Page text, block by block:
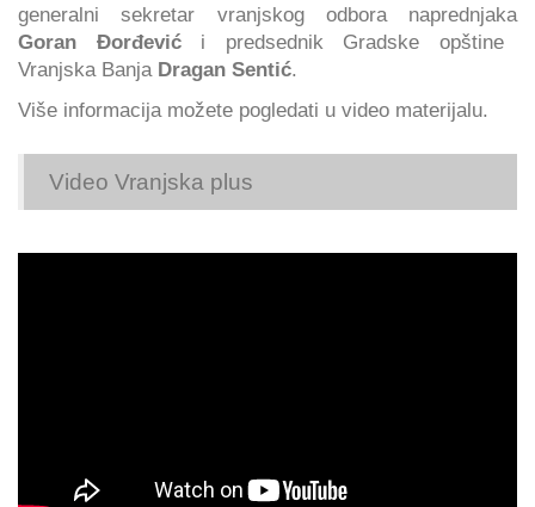
generalni sekretar vranjskog odbora naprednjaka
Goran Đorđević i predsednik Gradske opštine
Vranjska Banja Dragan Sentić.
Više informacija možete pogledati u video materijalu.
Video Vranjska plus